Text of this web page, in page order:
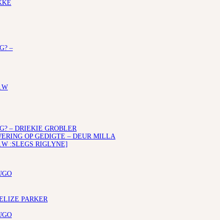
–
– DRIEKIE GROBLER
OP GEDIGTE – DEUR MILLA
:SLEGS RIGLYNE]
PARKER